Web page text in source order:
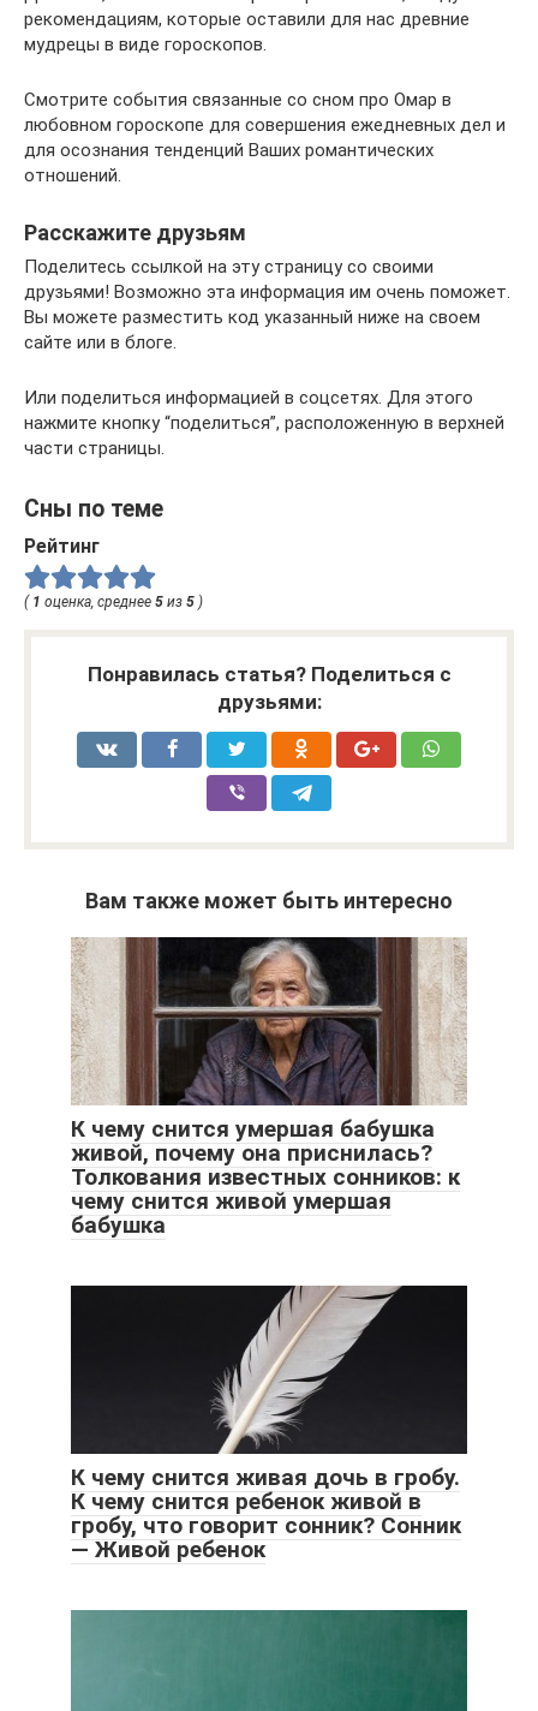
рекомендациям, которые оставили для нас древние
мудрецы в виде гороскопов.
Смотрите события связанные со сном про Омар в
любовном гороскопе для совершения ежедневных дел и
для осознания тенденций Ваших романтических
отношений.
Расскажите друзьям
Поделитесь ссылкой на эту страницу со своими
друзьями! Возможно эта информация им очень поможет.
Вы можете разместить код указанный ниже на своем
сайте или в блоге.
Или поделиться информацией в соцсетях. Для этого
нажмите кнопку “поделиться”, расположенную в верхней
части страницы.
Сны по теме
Рейтинг
( 1 оценка, среднее 5 из 5 )
Понравилась статья? Поделиться с
друзьями:
Вам также может быть интересно
К чему снится умершая бабушка
живой, почему она приснилась?
Толкования известных сонников: к
чему снится живой умершая
бабушка
К чему снится живая дочь в гробу.
К чему снится ребенок живой в
гробу, что говорит сонник? Сонник
— Живой ребенок